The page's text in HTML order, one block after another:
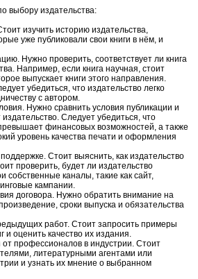
выбору издательства:
изучить историю издательства,
уже публиковали свои книги в нём, и
Нужно проверить, соответствует ли книга
Например, если книга научная, стоит
выпускает книги этого направления.
убедиться, что издательство легко
с автором.
Нужно сравнить условия публикации и
Следует убедиться, что
финансовых возможностей, а также
уровень качества печати и оформления
Стоит выяснить, как издательство
проверить, будет ли издательство
собственные каналы, такие как сайт,
кампании.
договора. Нужно обратить внимание на
сроки выпуска и обязательства
работ. Стоит запросить примеры
и оценить качество их издания.
профессионалов в индустрии. Стоит
литературными агентами или
и узнать их мнение о выбранном